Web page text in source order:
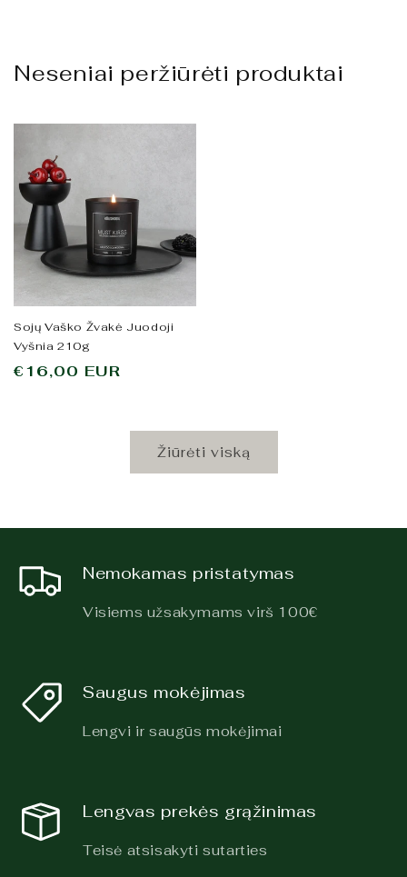
Neseniai peržiūrėti produktai
Sojų Vaško Žvakė Juodoji
Vyšnia 210g
Įprasta
€16,00 EUR
Žiūrėti viską
Nemokamas pristatymas
Visiems užsakymams virš 100€
Saugus mokėjimas
Lengvi ir saugūs mokėjimai
Lengvas prekės grąžinimas
Teisė atsisakyti sutarties